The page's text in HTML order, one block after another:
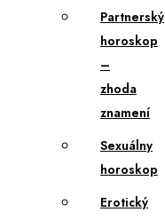
Partnerský
horoskop
–
zhoda
znamení
Sexuálny
horoskop
Erotický